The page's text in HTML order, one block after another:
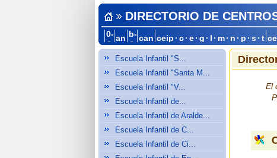
DIRECTORIO DE
0-
a
an b-
c
can ceip · c · e · g · · m · n · p · s · t
Escuela Infantil "S...
Escuela Infantil "Santa M...
Escuela Infantil "V...
Escuela Infantil de...
Escuela Infantil de Aralde...
Escuela Infantil de C...
Escuela Infantil de Ci...
El